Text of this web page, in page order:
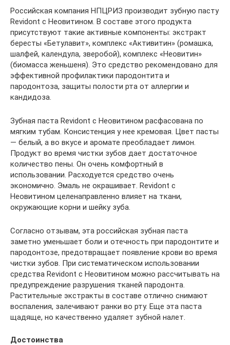
Российская компания НПЦРИЗ производит зубную пасту
Revidont с Неовитином. В составе этого продукта
присутствуют такие активные компоненты: экстракт
бересты «Бетулавит», комплекс «Активитин» (ромашка,
шалфей, календула, зверобой), комплекс «Неовитин»
(биомасса женьшеня). Это средство рекомендовано для
эффективной профилактики пародонтита и
пародонтоза, защиты полости рта от аллергии и
кандидоза.
Зубная паста Revidont с Неовитином расфасована по
мягким тубам. Консистенция у нее кремовая. Цвет пасты
— белый, а во вкусе и аромате преобладает лимон.
Продукт во время чистки зубов дает достаточное
количество пены. Он очень комфортный в
использовании. Расходуется средство очень
экономично. Эмаль не окрашивает. Revidont с
Неовитином целенаправленно влияет на ткани,
окружающие корни и шейку зуба.
Согласно отзывам, эта российская зубная паста
заметно уменьшает боли и отечность при пародонтите и
пародонтозе, предотвращает появление крови во время
чистки зубов. При систематическом использовании
средства Revidont с Неовитином можно рассчитывать на
предупреждение разрушения тканей пародонта.
Растительные экстракты в составе отлично снимают
воспаления, залечивают ранки во рту. Еще эта паста
щадяще, но качественно удаляет зубной налет.
Достоинства